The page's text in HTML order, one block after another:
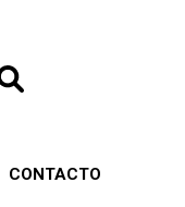
CONTACTO